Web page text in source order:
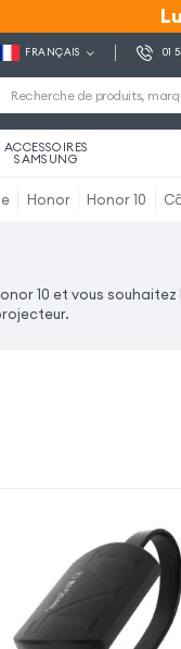
FRANÇAIS 01
ACCESSOIRES
SAMSUNG
Honor Honor 10
10 et vous